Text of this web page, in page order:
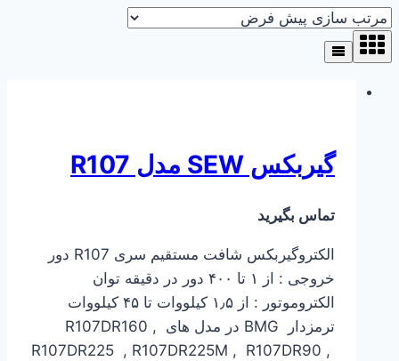
گیربکس SEW مدل R107
تماس بگیرید
الکتروگیربکس شافت مستقیم سری R107 دور
خروجی : از ۱ تا ۴۰۰ دور در دقیقه توان
الکتروموتور : از ۱٫۵ کیلووات تا ۴۵ کیلووات
ترمزدار BMG در مدل های R107DR160 ,
R107DR225 , R107DR225M , R107DR90 ,